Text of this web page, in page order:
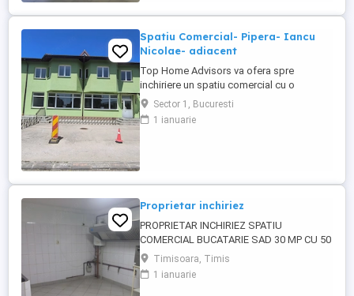
Spatiu Comercial- Pipera- Iancu
Nicolae- adiacent
Top Home Advisors va ofera spre
inchiriere un spatiu comercial cu o
suprafata de 170 mp, zona showroom,
open space, cu suprafața de 135,11 mp,
zona anexa, cu suprafața de 33,94 mp,
Sector 1, Bucuresti
1 ianuarie
Proprietar inchiriez
PROPRIETAR INCHIRIEZ SPATIU
COMERCIAL BUCATARIE SAD 30 MP CU 50
MP SPATIU ACOPERIT SI 80 MP
TERASA.LA CASA IN ZONA DE BLOCURI
LA ARTERA PRINCIPALA.CHIRIA 1200 EURO
Timisoara, Timis
1 ianuarie